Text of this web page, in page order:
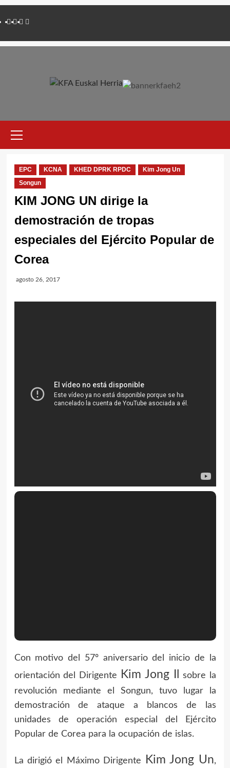
alTwitter
YouTube
Telegram
Facebook
primario
EPC KCNA KHED DPRK RPDC
Kim Jong Un
Songun
KIM JONG UN dirige la
demostración de tropas
especiales del Ejército Popular de
Corea
agosto 26, 2017
Con motivo del 57º aniversario del inicio de la
orientación del Dirigente
Kim Jong Il
sobre la
revolución mediante el Songun, tuvo lugar la
demostración de ataque a blancos de las
unidades de operación especial del Ejército
Popular de Corea para la ocupación de islas.
La dirigió el Máximo Dirigente Kim Jong Un,